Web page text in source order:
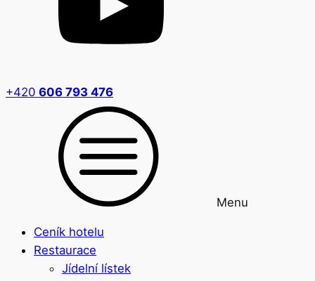
+420 606 793 476
Menu
Ceník hotelu
Restaurace
Jídelní lístek